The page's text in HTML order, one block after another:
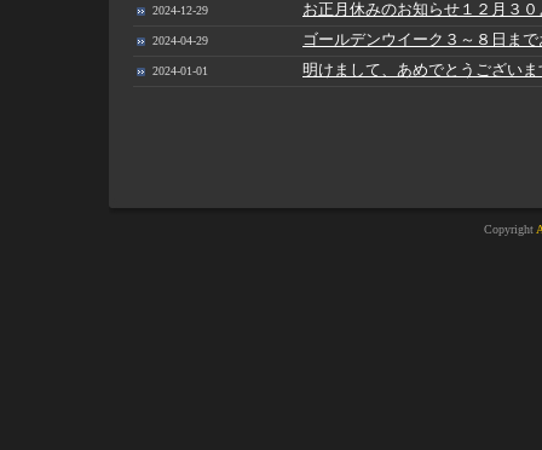
2024-12-29 お正月休みのお知らせ１２月３
2024-04-29 ゴールデンウイーク３～８日ま
2024-01-01 明けまして、あめでとうござい
Copyright